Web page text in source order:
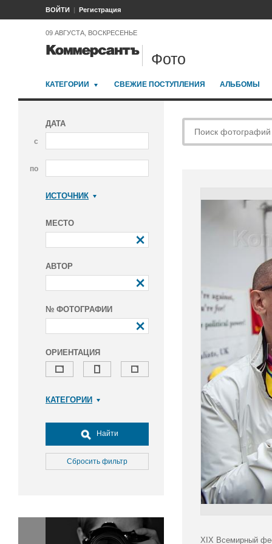
ВОЙТИ Регистрация
09 АВГУСТА, ВОСКРЕСЕНЬЕ
Фото
КАТЕГОРИИ СВЕЖИЕ ПОСТУПЛЕНИЯ АЛЬБОМЫ
ДАТА
с
по
ИСТОЧНИК
МЕСТО
АВТОР
№ ФОТОГРАФИИ
ОРИЕНТАЦИЯ
КАТЕГОРИИ
Досуг, туризм и отдых
Культура
Медицина
Окружающая среда
Политика
Найти
Сбросить фильтр
XIX Всемирный